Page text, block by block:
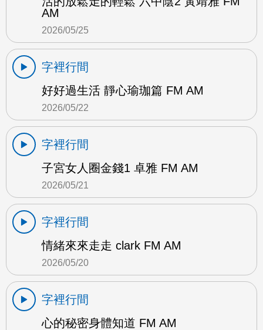
AM
2026/05/25
字裡行間
好好過生活 靜心瑜珈篇 FM AM
2026/05/22
字裡行間
子宮女人圈金錢1 卓雅 FM AM
2026/05/21
字裡行間
情緒來來走走 clark FM AM
2026/05/20
字裡行間
心的秘密身體知道 FM AM